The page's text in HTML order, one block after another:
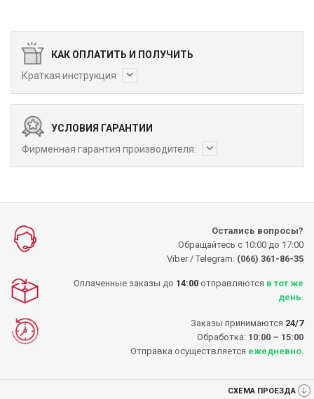
КАК ОПЛАТИТЬ И ПОЛУЧИТЬ
Краткая инструкция
УСЛОВИЯ ГАРАНТИИ
Фирменная гарантия производителя:
Остались вопросы?
Обращайтесь с 10:00 до 17:00
Viber / Telegram: (066) 361-86-35
Оплаченные заказы до 14:00 отправляются в тот же
день
Заказы принимаются 24/7
Обработка: 10:00 – 15:00
Отправка осуществляется ежедневно
СХЕМА ПРОЕЗДА